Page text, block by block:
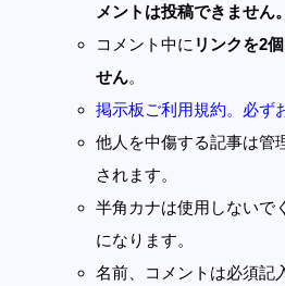
メントは投稿できません。
コメント中に リンクを2
せん。
掲示板ご利用規約。必ず
他人を中傷する記事は管
されます。
半角カナは使用しないで
になります。
名前、コメントは必須記